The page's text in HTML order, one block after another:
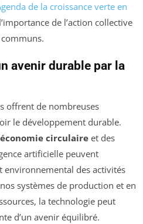
de la croissance verte en
de l’action collective
avenir durable par la
offrent de nombreuses
le développement durable.
économie circulaire et des
artificielle peuvent
environnemental des activités
systèmes de production et en
la technologie peut
d’un avenir équilibré.